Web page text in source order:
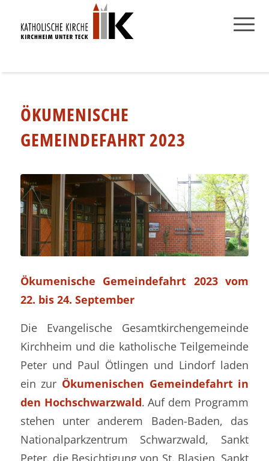
ÖKUMENISCHE
GEMEINDEFAHRT 2023
Ökumenische Gemeindefahrt 2023vom
22. bis 24. September
Die Evangelische Gesamtkirchengemeinde
Kirchheim und die katholische Teilgemeinde
Peter und Paul Ötlingen und Lindorf laden
ein zur Ökumenischen Gemeindefahrt in
den Hochschwarzwald. Auf dem Programm
stehen unter anderem Baden-Baden, das
Nationalparkzentrum Schwarzwald, Sankt
Peter, die Besichtigung von St. Blasien, Sankt